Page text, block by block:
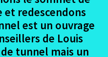
et redescendons
est un ouvrage
de Louis
tunnel mais un